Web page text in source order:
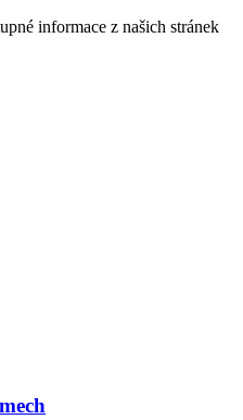
informace z našich stránek